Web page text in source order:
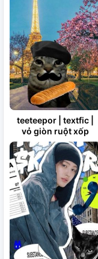
teeteepor | textfic |
vỏ giòn ruột xốp